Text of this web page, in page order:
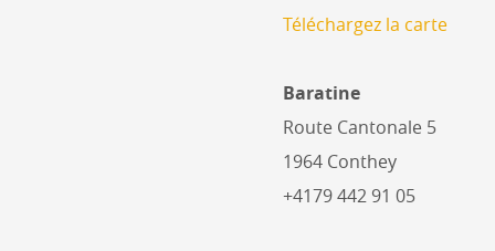
Téléchargez la carte
Baratine
Route Cantonale 5
1964 Conthey
+4179 442 91 05